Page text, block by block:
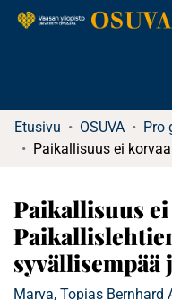
Etusivu OSUVA
Paikallisuus
Marva, Topias Bernhard